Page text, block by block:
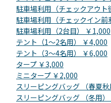
駐車場利用（チェックアウト
駐車場利用（チェックイン前
駐車場利用（2台目） ￥1,000
テント（1～2名用） ￥4,000
テント（3～4名用） ￥6,000
タープ ￥3,000
ミニタープ ￥2,000
スリーピングバッグ （春夏
スリーピングバッグ （冬用